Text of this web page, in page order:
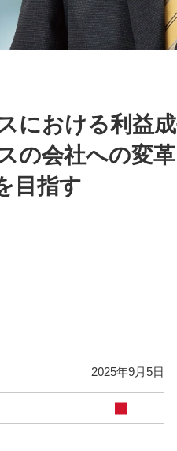
における利益
の会社への変
目指す
2025年9月5日